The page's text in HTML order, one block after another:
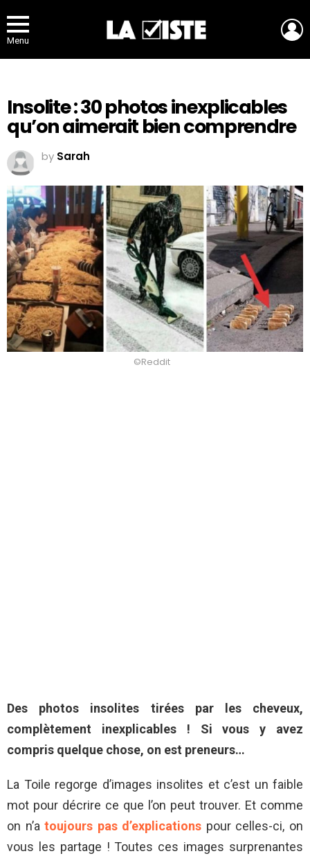
Menu
Insolite : 30 photos inexplicables
qu’on aimerait bien comprendre
by Sarah
©Reddit
Des photos insolites tirées par les cheveux,
complètement inexplicables ! Si vous y avez
compris quelque chose, on est preneurs…
La Toile regorge d’images insolites et c’est un faible
mot pour décrire ce que l’on peut trouver. Et comme
on n’a toujours pas d’explications pour celles-ci, on
vous les partage ! Toutes ces images surprenantes